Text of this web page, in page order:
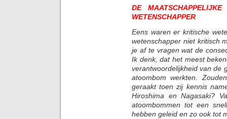
DE
WETENSCHAPPER
Eens waren er kritische
wetenschapper niet kritisch
je af te vragen wat de
Ik denk, dat het meest
verantwoordelijkheid van de
atoombom werkten.
geraakt toen zij kennis
Hiroshima en Nagasaki?
atoombommen tot een
hebben geleid en zo ook tot